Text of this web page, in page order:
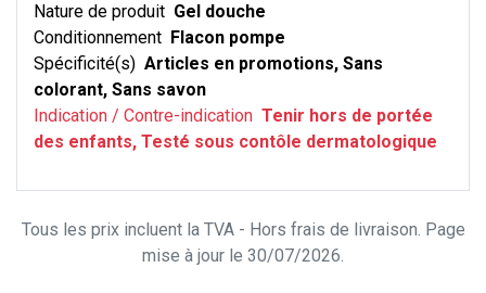
Nature de produit Gel douche
Conditionnement Flacon pompe
Spécificité(s) Articles en promotions, Sans
colorant, Sans savon
Indication / Contre-indication Tenir hors de portée
des enfants, Testé sous contôle dermatologique
Tous les prix incluent la TVA - Hors frais de livraison. Page
mise à jour le 30/07/2026.